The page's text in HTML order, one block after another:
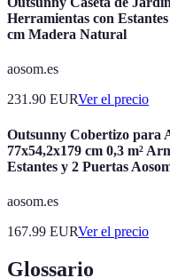
Herramientas con
cm Madera Natural
aosom.es
231.90 EURVer el precio
Outsunny Cobertizo para
77x54,2x179 cm 0,3 m²
Estantes y 2 Puertas
aosom.es
167.99 EURVer el precio
Glossario